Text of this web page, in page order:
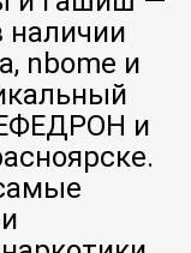
наличии
nbome и
и